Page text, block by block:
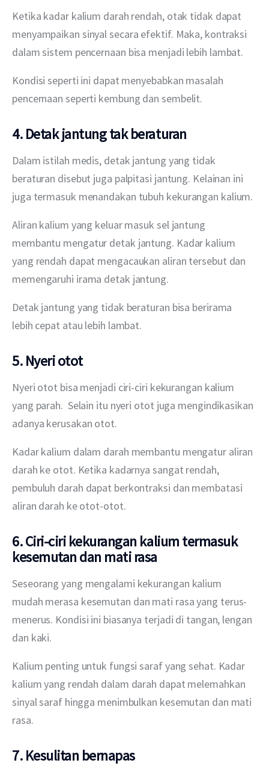
Ketika kadar kalium darah rendah, otak tidak dapat
menyampaikan sinyal secara efektif. Maka, kontraksi
dalam sistem pencernaan bisa menjadi lebih lambat.
Kondisi seperti ini dapat menyebabkan masalah
pencernaan seperti kembung dan sembelit.
4. Detak jantung tak beraturan
Dalam istilah medis, detak jantung yang tidak
beraturan disebut juga palpitasi jantung. Kelainan ini
juga termasuk menandakan tubuh kekurangan kalium.
Aliran kalium yang keluar masuk sel jantung
membantu mengatur detak jantung. Kadar kalium
yang rendah dapat mengacaukan aliran tersebut dan
memengaruhi irama detak jantung.
Detak jantung yang tidak beraturan bisa berirama
lebih cepat atau lebih lambat.
5. Nyeri otot
Nyeri otot bisa menjadi ciri-ciri kekurangan kalium
yang parah.  Selain itu nyeri otot juga mengindikasikan
adanya kerusakan otot.
Kadar kalium dalam darah membantu mengatur aliran
darah ke otot. Ketika kadarnya sangat rendah,
pembuluh darah dapat berkontraksi dan membatasi
aliran darah ke otot-otot.
6. Ciri-ciri kekurangan kalium termasuk
kesemutan dan mati rasa
Seseorang yang mengalami kekurangan kalium
mudah merasa kesemutan dan mati rasa yang terus-
menerus. Kondisi ini biasanya terjadi di tangan, lengan
dan kaki.
Kalium penting untuk fungsi saraf yang sehat. Kadar
kalium yang rendah dalam darah dapat melemahkan
sinyal saraf hingga menimbulkan kesemutan dan mati
rasa.
7. Kesulitan bernapas